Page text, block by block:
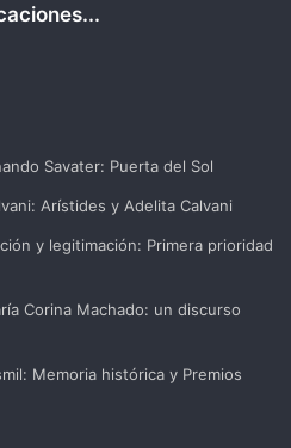
Savater: Puerta del Sol
Arístides y Adelita Calvani
y legitimación: Primera prioridad
Corina Machado: un discurso
Memoria histórica y Premios